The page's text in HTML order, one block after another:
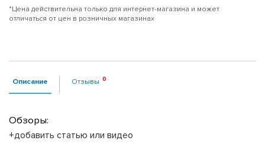
*Цена действительна только для интернет-магазина и может
отличаться от цен в розничных магазинах
Описание Отзывы
Обзоры:
+добавить статью или видео